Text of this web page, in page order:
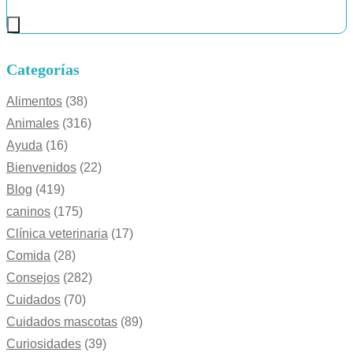
Categorías
Alimentos (38)
Animales (316)
Ayuda (16)
Bienvenidos (22)
Blog (419)
caninos (175)
Clínica veterinaria (17)
Comida (28)
Consejos (282)
Cuidados (70)
Cuidados mascotas (89)
Curiosidades (39)